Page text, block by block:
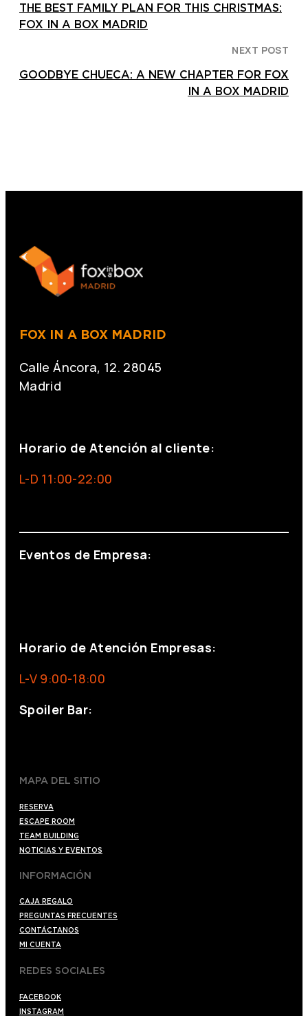
THE BEST FAMILY PLAN FOR THIS CHRISTMAS:
FOX IN A BOX MADRID
NEXT POST
GOODBYE CHUECA: A NEW CHAPTER FOR FOX
IN A BOX MADRID
FOX IN A BOX MADRID
Calle Áncora, 12. 28045
Madrid
Horario de Atención al cliente:
L-D 11:00-22:00
Eventos de Empresa:
Horario de Atención Empresas:
L-V 9:00-18:00
Spoiler Bar:
MAPA DEL SITIO
RESERVA
ESCAPE ROOM
TEAM BUILDING
NOTICIAS Y EVENTOS
INFORMACIÓN
CAJA REGALO
PREGUNTAS FRECUENTES
CONTÁCTANOS
MI CUENTA
REDES SOCIALES
FACEBOOK
INSTAGRAM